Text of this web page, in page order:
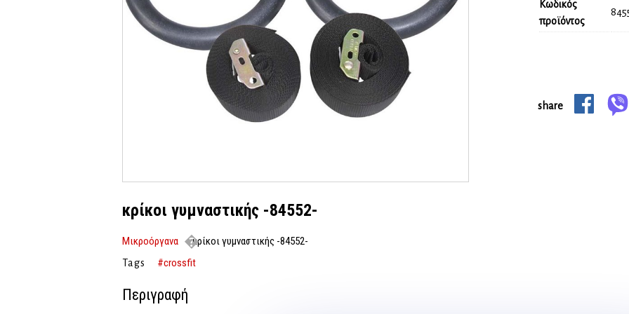
Κωδικός
προϊόντος
share
κρίκοι γυμναστικής -84552-
Μικροόργανα κρίκοι γυμναστικής -84552-
Tags #crossfit
Περιγραφή